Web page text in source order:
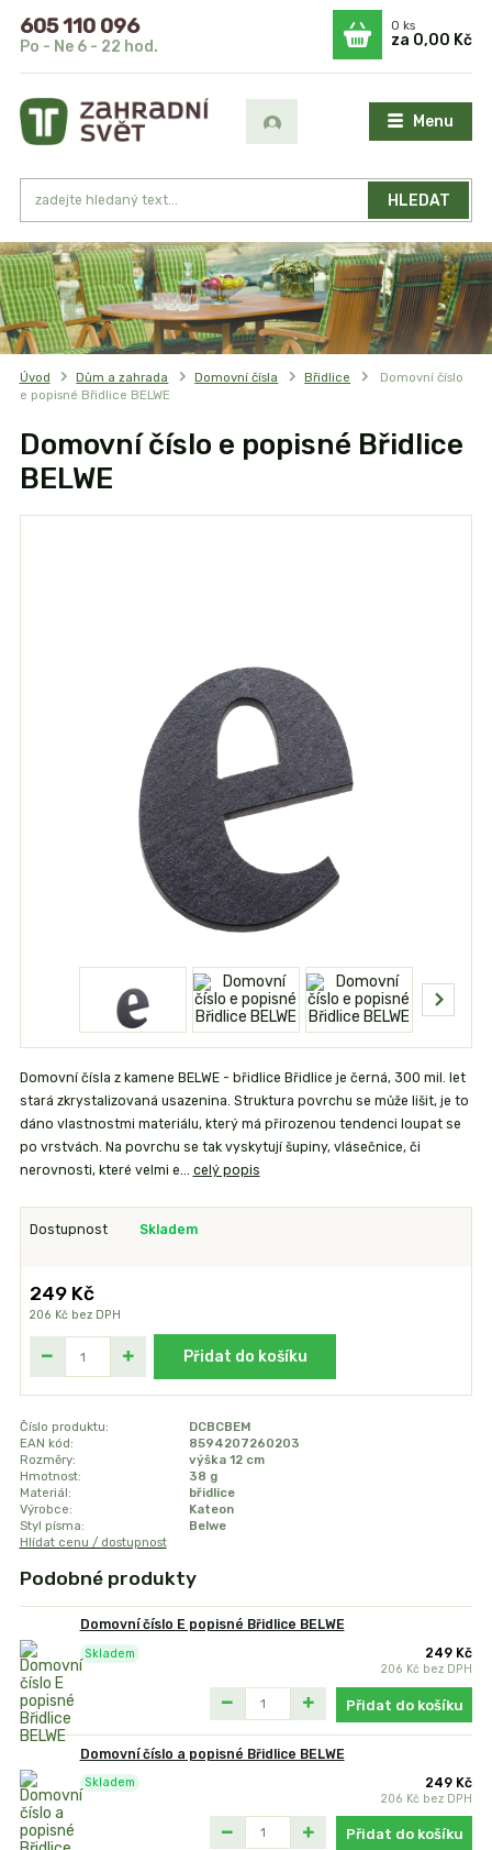
Menu
HLEDAT
605 110 096
Po - Ne 6 - 22 hod.
0ks
za 0,00 Kč
Úvod Dům a zahrada Domovní čísla Břidlice
Domovní číslo
e popisné Břidlice BELWE
Domovní číslo e popisné Břidlice
BELWE
Domovní čísla z kamene BELWE - břidlice Břidlice je černá, 300 mil. let
stará zkrystalizovaná usazenina. Struktura povrchu se může lišit, je to
dáno vlastnostmi materiálu, který má přirozenou tendenci loupat se
po vrstvách. Na povrchu se tak vyskytují šupiny, vlásečnice, či
nerovnosti, které velmi e... celý popis
Dostupnost Skladem
249 Kč
206 Kč bez DPH
Přidat do košíku
Číslo produktu:
DCBCBEM
EAN kód:
8594207260203
Rozměry:
výška 12 cm
Hmotnost:
38 g
Materiál:
břidlice
Výrobce:
Kateon
Styl písma:
Belwe
Hlídat cenu / dostupnost
Podobné produkty
Domovní číslo E popisné Břidlice BELWE
249 Kč
206 Kč bez DPH
Skladem
Přidat do košíku
Domovní číslo a popisné Břidlice BELWE
249 Kč
206 Kč bez DPH
Skladem
Přidat do košíku